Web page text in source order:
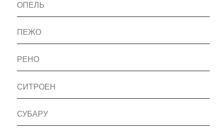
ОПЕЛЬ
ПЕЖО
РЕНО
СИТРОЕН
СУБАРУ